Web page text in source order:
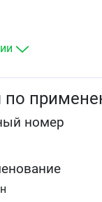
по
номер